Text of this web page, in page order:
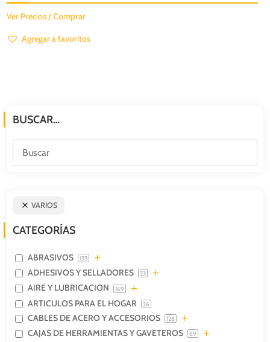
Ver Precios / Comprar
Agregar a favoritos
BUSCAR…
VARIOS
CATEGORÍAS
ABRASIVOS 133
ADHESIVOS Y SELLADORES 23
AIRE Y LUBRICACION 169
ARTICULOS PARA EL HOGAR 26
CABLES DE ACERO Y ACCESORIOS 128
CAJAS DE HERRAMIENTAS Y GAVETEROS 69